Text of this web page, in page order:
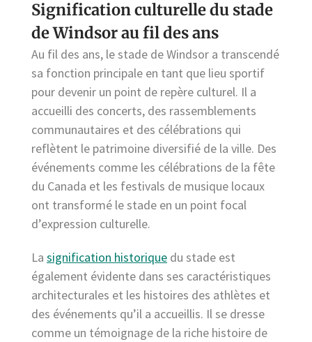
Signification culturelle du stade
de Windsor au fil des ans
Au fil des ans, le stade de Windsor a transcendé
sa fonction principale en tant que lieu sportif
pour devenir un point de repère culturel. Il a
accueilli des concerts, des rassemblements
communautaires et des célébrations qui
reflètent le patrimoine diversifié de la ville. Des
événements comme les célébrations de la fête
du Canada et les festivals de musique locaux
ont transformé le stade en un point focal
d’expression culturelle.
La signification historique du stade est
également évidente dans ses caractéristiques
architecturales et les histoires des athlètes et
des événements qu’il a accueillis. Il se dresse
comme un témoignage de la riche histoire de